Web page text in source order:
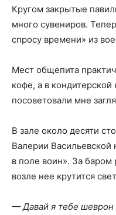
Кругом закрытые
много сувениров.
спросу времени» из
Мест общепита
кофе, а в
посоветовали мне
В зале около десяти
Валерии Васильевской
в поле воин». За баром
возле нее крутится
— Давай я тебе шеврон